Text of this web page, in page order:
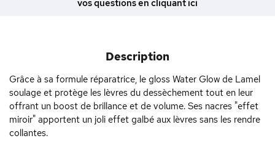
vos questions en cliquant ici
Description
Grâce à sa formule réparatrice, le gloss Water Glow de Lamel
soulage et protège les lèvres du dessèchement tout en leur
offrant un boost de brillance et de volume. Ses nacres "effet
miroir" apportent un joli effet galbé aux lèvres sans les rendre
collantes.